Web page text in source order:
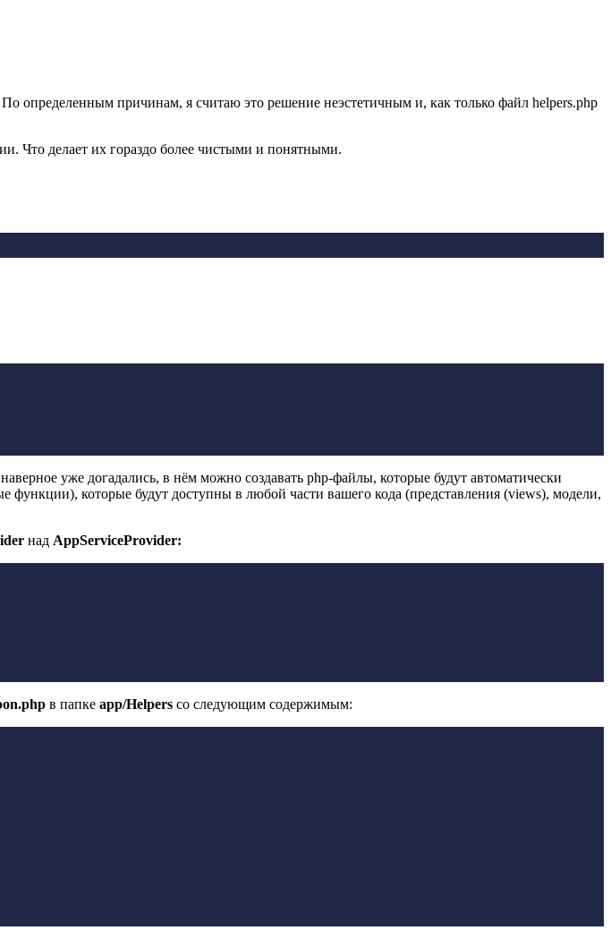
определенным причинам, я считаю это решение неэстетичным и, как только файл helpers.php
Что делает их гораздо более чистыми и понятными.
уже догадались, в нём можно создавать php-файлы, которые будут автоматически
которые будут доступны в любой части вашего кода (представления (views), модели,
над AppServiceProvider:
в папке app/Helpers со следующим содержимым: